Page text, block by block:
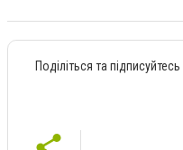
Поділіться та